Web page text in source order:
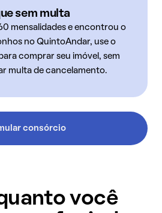
sem multa
mensalidades e encontrou o
no QuintoAndar, use o
comprar seu imóvel, sem
multa de cancelamento.
consórcio
você